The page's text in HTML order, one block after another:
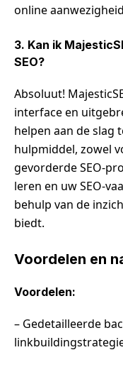
online
3. Kan ik
SEO?
Absoluut!
interface en
helpen aan de slag
hulpmiddel, zowel
gevorderde SEO-
leren en uw SEO-
behulp van de
biedt.
Voordelen en
Voordelen:
– Gedetailleerde